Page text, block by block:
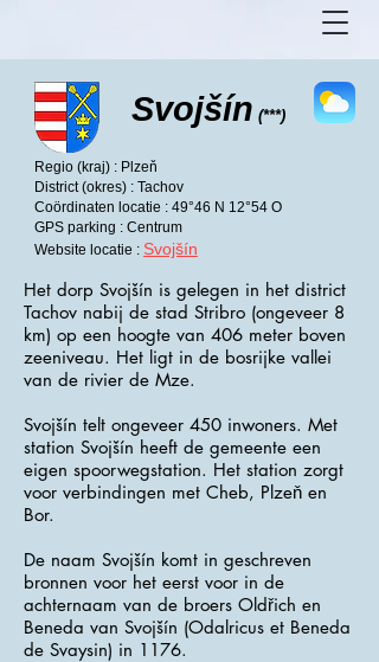
Svojšín (***)
Regio (kraj) : Plzeň
District (okres) : Tachov
Coördinaten locatie : 49°46 N 12°54 O
GPS parking : Centrum
Website locatie : Svojšín
Het dorp Svojšín is gelegen in het district
Tachov nabij de stad Stribro (ongeveer 8
km) op een hoogte van 406 meter boven
zeeniveau. Het ligt in de bosrijke vallei
van de rivier de Mze.
Svojšín telt ongeveer 450 inwoners. Met
station Svojšín heeft de gemeente een
eigen spoorwegstation. Het station zorgt
voor verbindingen met Cheb, Plzeň en
Bor.
De naam Svojšín komt in geschreven
bronnen voor het eerst voor in de
achternaam van de broers Oldřich en
Beneda van Svojšín (Odalricus et Beneda
de Svaysin) in 1176.